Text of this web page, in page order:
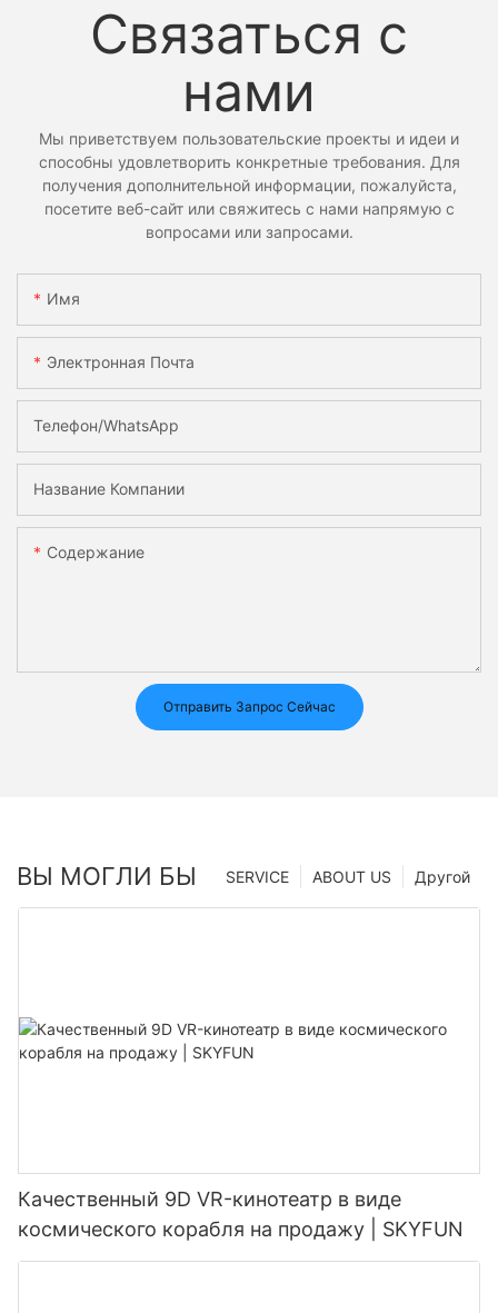
Связаться с
нами
Мы приветствуем пользовательские проекты и идеи и
способны удовлетворить конкретные требования. Для
получения дополнительной информации, пожалуйста,
посетите веб-сайт или свяжитесь с нами напрямую с
вопросами или запросами.
Имя
Электронная Почта
Телефон/WhatsApp
Название Компании
Содержание
Отправить Запрос Сейчас
ВЫ МОГЛИ БЫ Другой
ABOUT US
SERVICE
Качественный 9D VR-кинотеатр в виде
космического корабля на продажу | SKYFUN